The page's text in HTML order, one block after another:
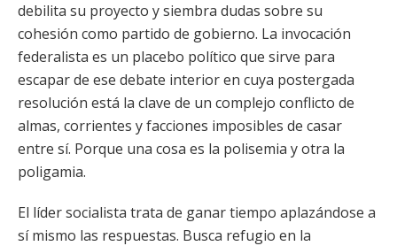
debilita su proyecto y siembra dudas sobre su
cohesión como partido de gobierno. La invocación
federalista es un placebo político que sirve para
escapar de ese debate interior en cuya postergada
resolución está la clave de un complejo conflicto de
almas, corrientes y facciones imposibles de casar
entre sí. Porque una cosa es la polisemia y otra la
poligamia.
El líder socialista trata de ganar tiempo aplazándose a
sí mismo las respuestas. Busca refugio en la